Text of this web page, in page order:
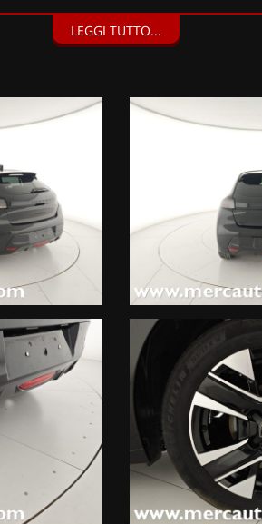
Perla (900 EUR),
LEGGI TUTTO...